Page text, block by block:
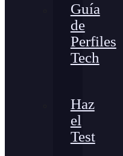
Guía
de
Perfiles
Tech
Haz
el
Test